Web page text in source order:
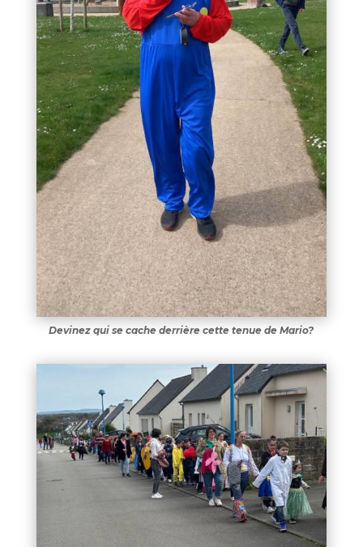
Devinez qui se cache derrière cette tenue de Mario?